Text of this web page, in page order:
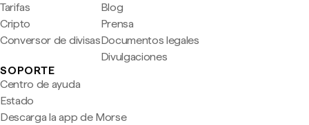
Tarifas
Cripto
Conversor de divisas
Blog
Prensa
Documentos legales
Divulgaciones
SOPORTE
Centro de ayuda
Estado
Descarga la app de Morse